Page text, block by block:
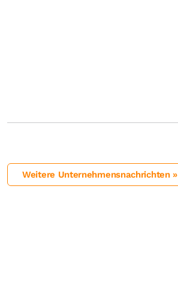
Weitere Unternehmensnachrichten »